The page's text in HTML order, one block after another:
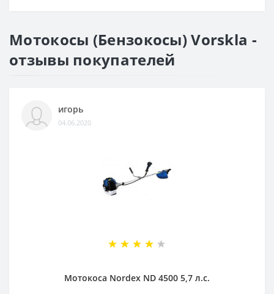
Мотокосы (Бензокосы) Vorskla -
отзывы покупателей
игорь
04.06.2020
Мотокоса Nordex ND 4500 5,7 л.с.